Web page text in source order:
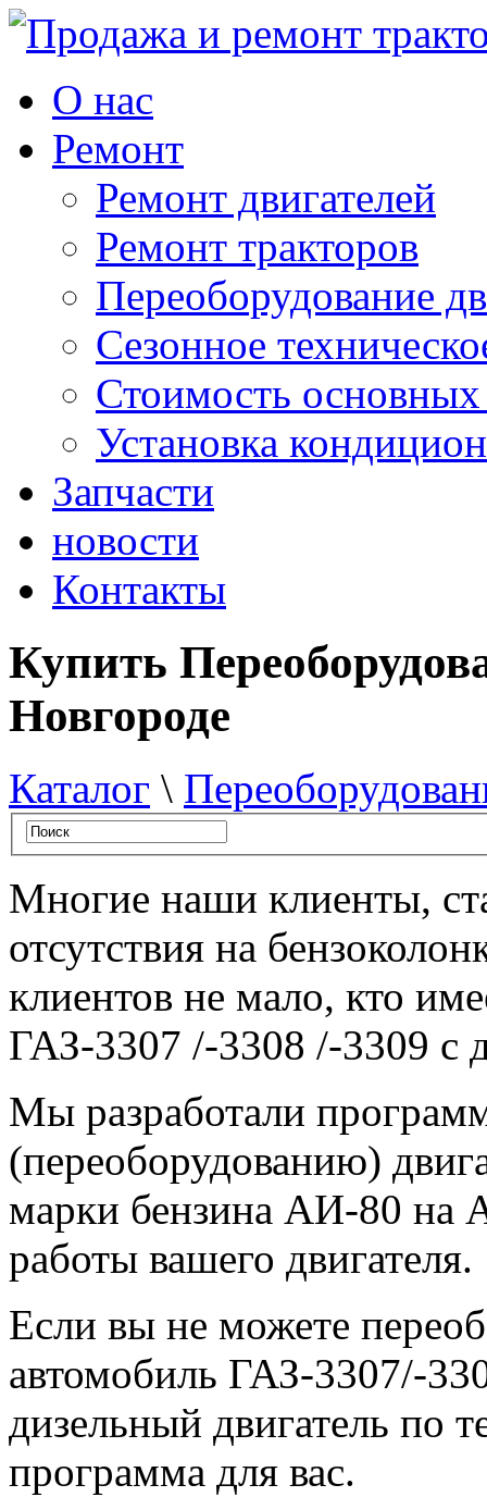
О нас
Ремонт
Ремонт двигателей
Ремонт тракторов
Переоборудование
Сезонное
Стоимость
Установка
Запчасти
новости
Контакты
Купить
Новгороде
Каталог \
Многие наши клиенты,
отсутствия на
клиентов не мало, кто
ГАЗ-3307 /-3308 /-3309 с
Мы разработали
(переоборудованию)
марки бензина АИ-80 на
работы вашего двигателя.
Если вы не можете
автомобиль ГАЗ-3307/-
дизельный двигатель по
программа для вас.